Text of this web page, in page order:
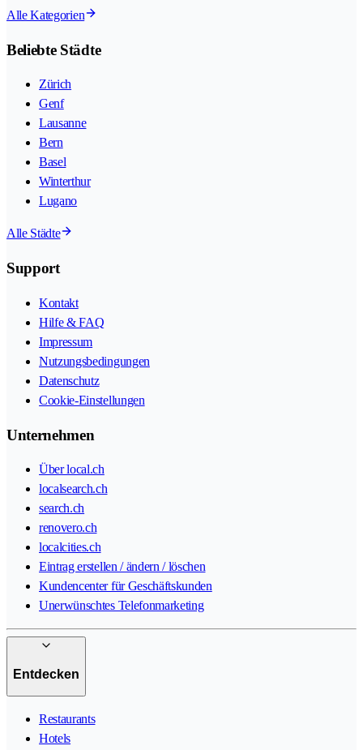
Alle Kategorien
Beliebte Städte
Zürich
Genf
Lausanne
Bern
Basel
Winterthur
Lugano
Alle Städte
Support
Kontakt
Hilfe & FAQ
Impressum
Nutzungsbedingungen
Datenschutz
Cookie-Einstellungen
Unternehmen
Über local.ch
localsearch.ch
search.ch
renovero.ch
localcities.ch
Eintrag erstellen / ändern / löschen
Kundencenter für Geschäftskunden
Unerwünschtes Telefonmarketing
Entdecken
Restaurants
Hotels